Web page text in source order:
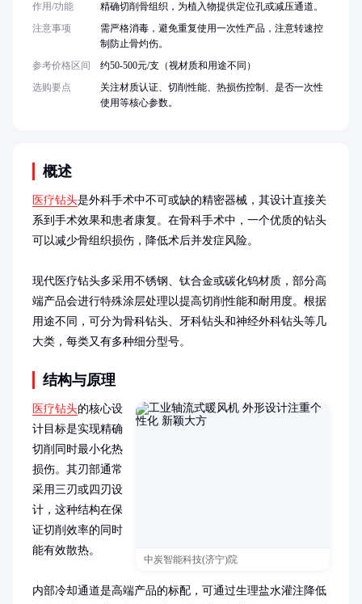
概述
医疗钻头是外科手术中不可或缺的精密器械，其设计直接关
系到手术效果和患者康复。在骨科手术中，一个优质的钻头
可以减少骨组织损伤，降低术后并发症风险。
现代医疗钻头多采用不锈钢、钛合金或碳化钨材质，部分高
端产品会进行特殊涂层处理以提高切削性能和耐用度。根据
用途不同，可分为骨科钻头、牙科钻头和神经外科钻头等几
大类，每类又有多种细分型号。
结构与原理
中炭智能科技(济宁)院
医疗钻头的核心设
计目标是实现精确
切削同时最小化热
损伤。其刃部通常
采用三刃或四刃设
计，这种结构在保
证切削效率的同时
能有效散热。
内部冷却通道是高端产品的标配，可通过生理盐水灌注降低
作用/功能
精确切削骨组织，为植入物提供定位孔或减压通道。
注意事项
需严格消毒，避免重复使用一次性产品，注意转速控
制防止骨灼伤。
参考价格区间
约50-500元/支（视材质和用途不同）
选购要点
关注材质认证、切削性能、热损伤控制、是否一次性
使用等核心参数。